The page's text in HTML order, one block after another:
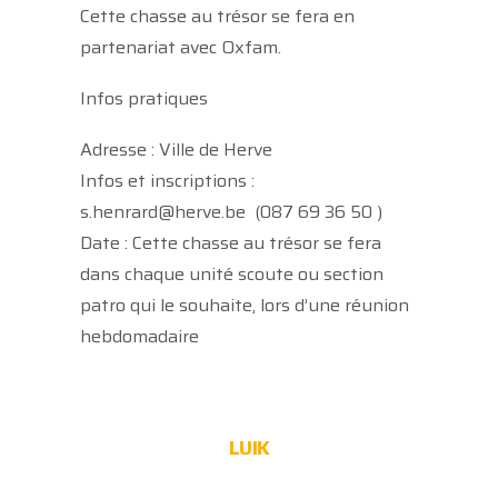
LUIK
Cette chasse au trésor se fera en
partenariat avec Oxfam.
Infos pratiques
Adresse : Ville de Herve
Infos et inscriptions :
s.henrard@herve.be (087 69 36 50 )
Date : Cette chasse au trésor se fera
dans chaque unité scoute ou section
patro qui le souhaite, lors d’une réunion
hebdomadaire